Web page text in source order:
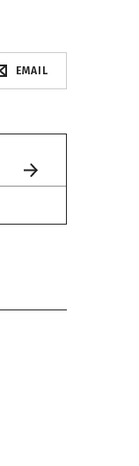
EMAIL